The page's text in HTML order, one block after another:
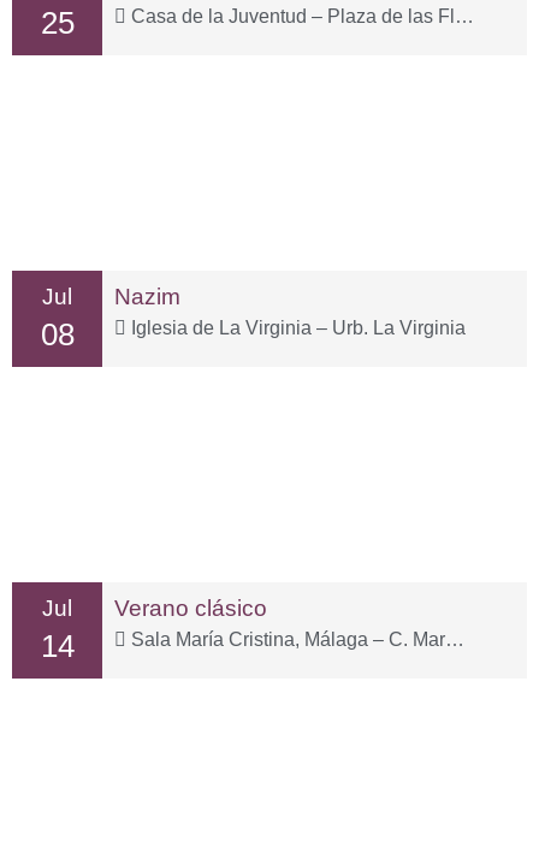
25 Casa de la Juventud – Plaza de las Flores, 15
Jul
08
Nazim
Iglesia de La Virginia – Urb. La Virginia
Jul
14
Verano clásico
Sala María Cristina, Málaga – C. Marqués de Valdecañas, 2, Distrito Centro